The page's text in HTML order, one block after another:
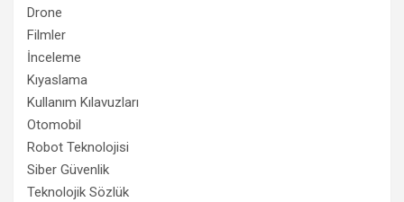
Drone
Filmler
İnceleme
Kıyaslama
Kullanım Kılavuzları
Otomobil
Robot Teknolojisi
Siber Güvenlik
Teknolojik Sözlük